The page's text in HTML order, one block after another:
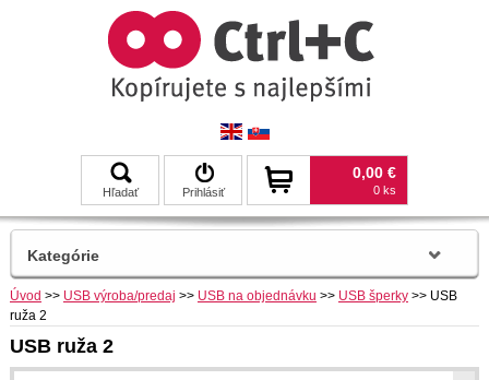
Hľadať Prihlásiť
0,00 €
0 ks
Úvod >> USB výroba/predaj >> USB na objednávku >> USB šperky >> USB
ruža 2
USB ruža 2
Kategórie